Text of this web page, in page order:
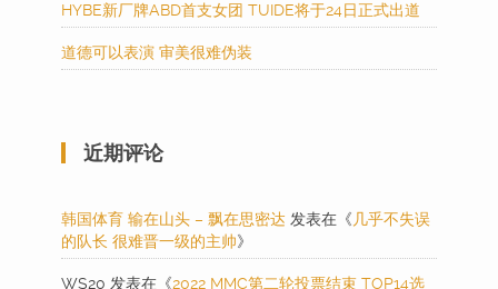
HYBE新厂牌ABD首支女团 TUIDE将于24日正式出道
道德可以表演 审美很难伪装
近期评论
韩国体育 输在山头 – 飘在思密达 发表在《几乎不失误
的队长 很难晋一级的主帅》
WS20 发表在《2022 MMC第二轮投票结束 TOP14选